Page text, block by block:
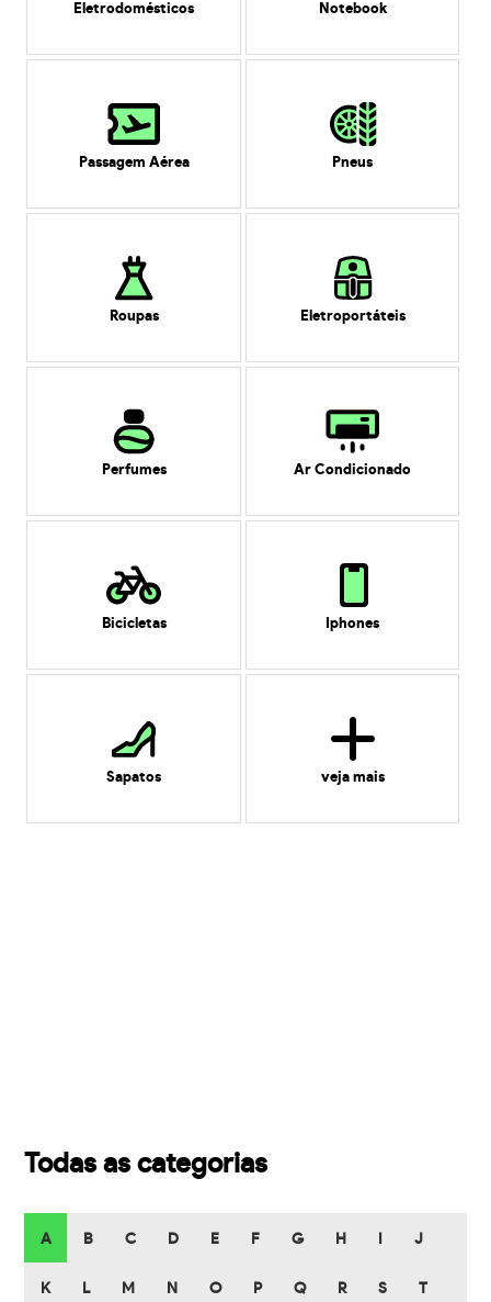
Eletrodomésticos Notebook
Passagem Aérea Pneus
Roupas Eletroportáteis
Perfumes Ar Condicionado
Bicicletas Iphones
Sapatos veja mais
Todas as categorias
A B C D E F G H J
K L M N O P Q R S T